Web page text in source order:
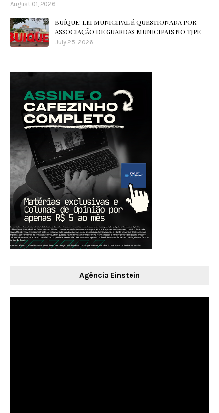
August 01, 2026
BUÍQUE: LEI MUNICIPAL É QUESTIONADA POR
ASSOCIAÇÃO DE GUARDAS MUNICIPAIS NO TJPE
July 25, 2026
Agência Einstein